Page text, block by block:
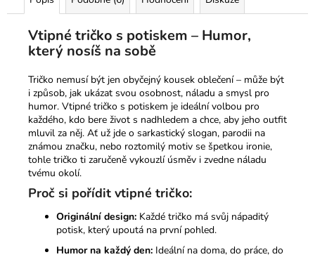
Vtipné tričko s potiskem – Humor,
který nosíš na sobě
Tričko nemusí být jen obyčejný kousek oblečení – může být
i způsob, jak ukázat svou osobnost, náladu a smysl pro
humor. Vtipné tričko s potiskem je ideální volbou pro
každého, kdo bere život s nadhledem a chce, aby jeho outfit
mluvil za něj. Ať už jde o sarkastický slogan, parodii na
známou značku, nebo roztomilý motiv se špetkou ironie,
tohle tričko ti zaručeně vykouzlí úsměv i zvedne náladu
tvému okolí.
Proč si pořídit vtipné tričko:
Originální design: Každé tričko má svůj nápaditý
potisk, který upoutá na první pohled.
Humor na každý den: Ideální na doma, do práce, do